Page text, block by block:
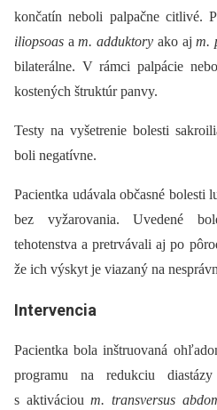
končatín neboli palpačne citlivé.
iliopsoas a m. adduktory ako ajm.
bilaterálne. V rámci palpácie
kostených štruktúr panvy.
Testy na vyšetrenie bolesti
boli negatívne.
Pacientka udávala občasné bolesti
bez vyžarovania. Uvedené
tehotenstva a pretrvávali aj po
že ich výskyt je viazaný na
Intervencia
Pacientka bola inštruovaná
programu na redukciu
s aktivácioum. transversus